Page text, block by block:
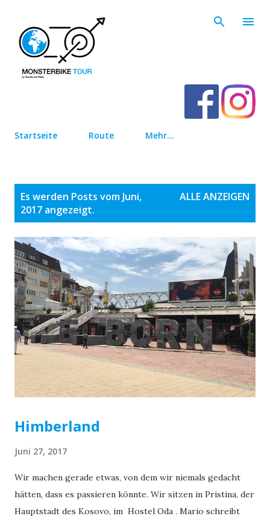
Direkt zum Hauptbereich
Startseite Route Mehr…
Es werden Posts vom Juni,
2017 angezeigt.
ALLE ANZEIGEN
Himberland
Juni 27, 2017
Wir machen gerade etwas, von dem wir niemals gedacht
hätten, dass es passieren könnte. Wir sitzen in Pristina, der
Hauptstadt des Kosovo, im Hostel Oda . Mario schreibt